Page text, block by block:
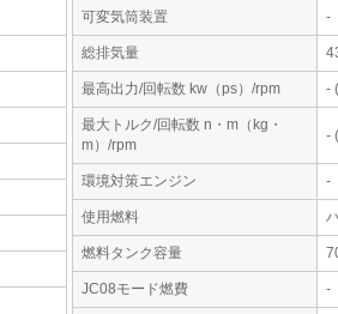
可変気筒装置 -
総排気量
最高出力/回転数 kw（ps）/rpm -
最大トルク/回転数 n・m（kg・
m）/rpm
-
環境対策エンジン -
使用燃料
燃料タンク容量
JC08モード燃費 -